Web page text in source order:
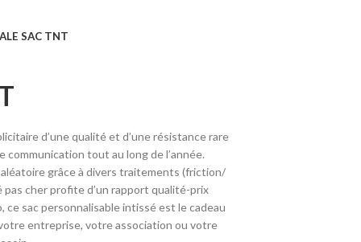
SAC TNT
d’une qualité et d’une résistance rare
tout au long de l’année.
grâce à divers traitements (friction/
cher profite d’un rapport qualité-prix
sac personnalisable intissé est le cadeau
entreprise, votre association ou votre